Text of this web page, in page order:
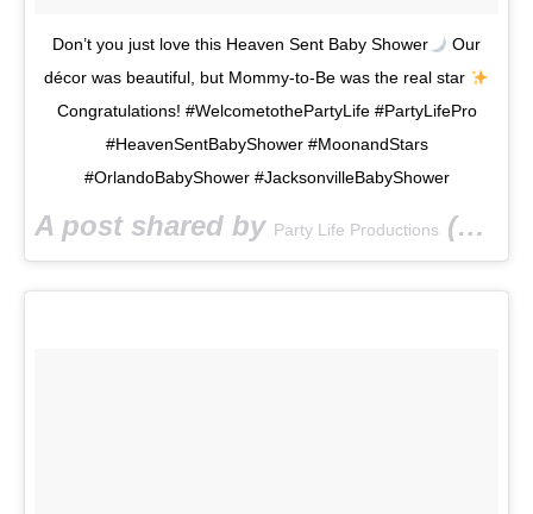
Don’t you just love this Heaven Sent Baby Shower
Our
décor was beautiful, but Mommy-to-Be was the real star
Congratulations! #WelcometothePartyLife #PartyLifePro
#HeavenSentBabyShower #MoonandStars
#OrlandoBabyShower #JacksonvilleBabyShower
A post shared by Party Life Productions (@partylifepro) on